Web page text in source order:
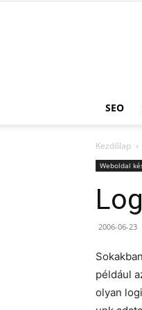
SEO
Kezdőlap
Weboldal
2006-06-23
például
olyan